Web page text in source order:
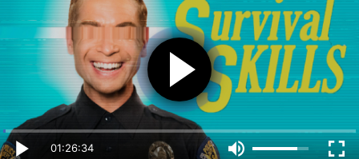
01:26:34